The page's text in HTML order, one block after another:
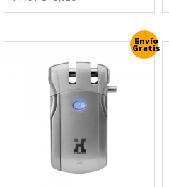
Envío
Gratis